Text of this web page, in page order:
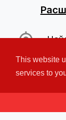
This website
services to